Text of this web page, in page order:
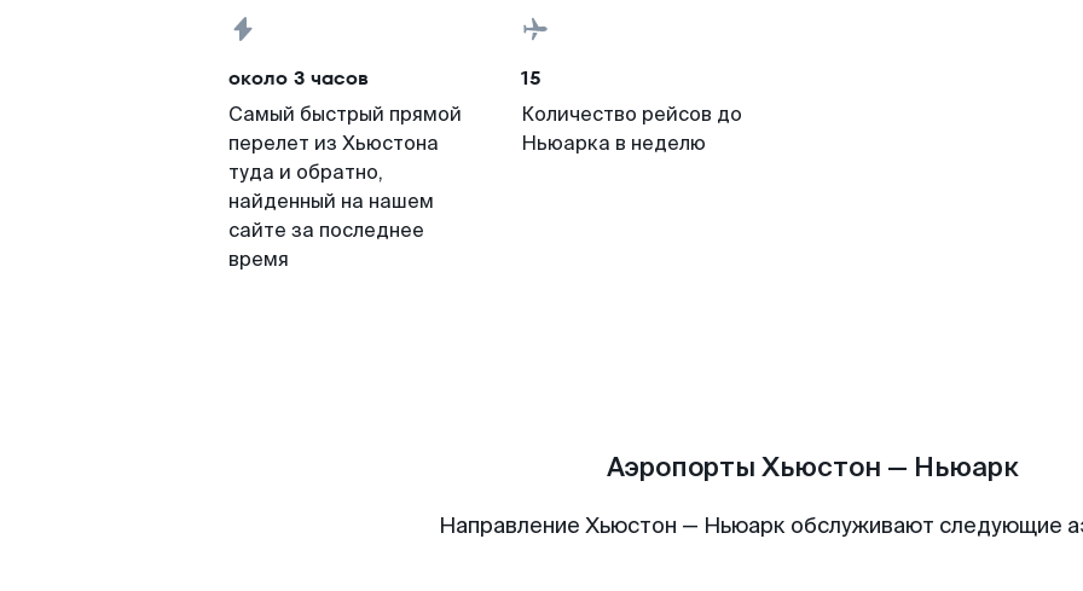
около 3 часов
Самый быстрый прямой
перелет из Хьюстона
туда и обратно,
найденный на нашем
сайте за последнее
время
15
Количество рейсов до
Ньюарка в неделю
Аэропорты Хьюстон — Ньюарк
Направление Хьюстон — Ньюарк обслуживают следующие